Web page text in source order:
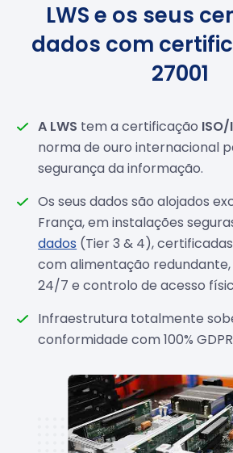
LWS e os seus
dados com
27001
A LWS tem a certificação
norma de ouro internacional
segurança da informação.
Os seus dados são alojados
França, em instalações
dados (Tier 3 & 4), certificadas
com alimentação
24/7 e controlo de acesso
Infraestrutura totalmente
conformidade com 100%